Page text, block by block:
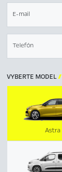
E-mail
Telefón
VYBERTE MODEL
Astra